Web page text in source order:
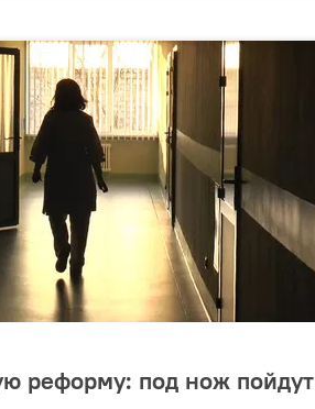
реформу: под нож пойдут